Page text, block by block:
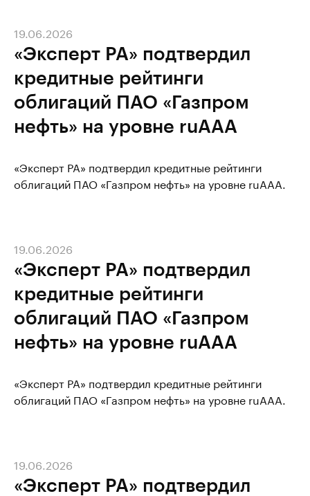
«Эксперт РА» подтвердил
кредитные рейтинги
облигаций ПАО «Газпром
нефть» на уровне ruAAA
19.06.2026
«Эксперт РА» подтвердил кредитные рейтинги
облигаций ПАО «Газпром нефть» на уровне ruAAA.
«Эксперт РА» подтвердил
кредитные рейтинги
облигаций ПАО «Газпром
нефть» на уровне ruAAA
19.06.2026
«Эксперт РА» подтвердил кредитные рейтинги
облигаций ПАО «Газпром нефть» на уровне ruAAA.
«Эксперт РА» подтвердил
19.06.2026